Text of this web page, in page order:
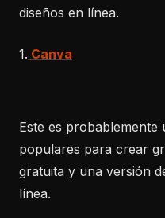
diseños en línea.
1. Canva
Este es probablemente
populares para crear
gratuita y una versión
línea.